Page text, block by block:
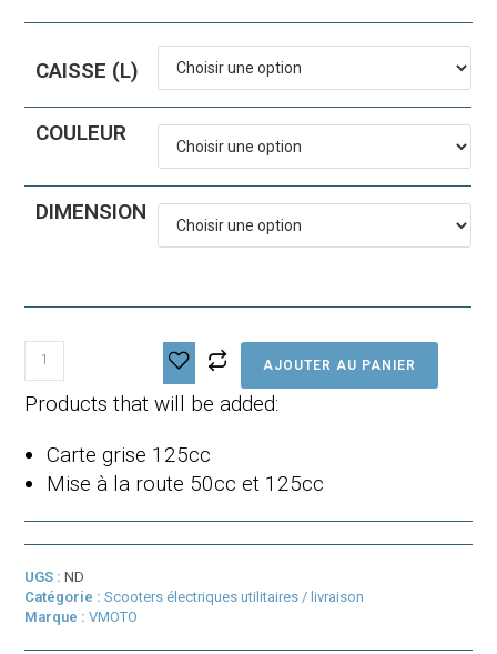
CAISSE (L)
COULEUR
DIMENSION
Vmoto-
VS3
AJOUTER AU PANIER
Products that will be added:
Carte grise 125cc
Mise à la route 50cc et 125cc
UGS :ND
Catégorie :Scooters électriques utilitaires / livraison
Marque :VMOTO